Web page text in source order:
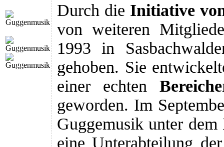
Durch die Initiative
von weiteren
1993 in
gehoben. Sie
einer echten
geworden. Im
Guggemusik unter
eine Unterabteilung